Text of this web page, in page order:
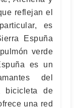
reflejan el
es
Espuña
verde
es un
del
bicicleta de
una red